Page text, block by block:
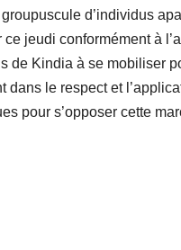
d’individus
ce jeudi conformément à
de Kindia à se mobiliser
dans le respect et
pour s’opposer cette